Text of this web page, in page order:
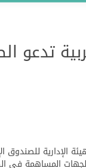
تدعو